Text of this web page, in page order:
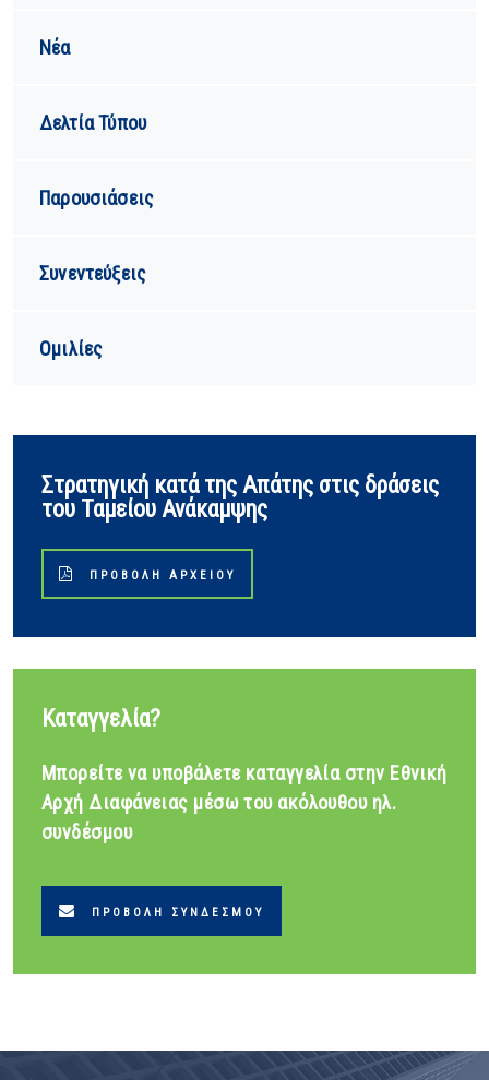
Νέα
Δελτία Τύπου
Παρουσιάσεις
Συνεντεύξεις
Ομιλίες
Στρατηγική κατά της Απάτης στις δράσεις
του Ταμείου Ανάκαμψης
ΠΡΟΒΟΛΉ ΑΡΧΕΊΟΥ
Καταγγελία?
Μπορείτε να υποβάλετε καταγγελία στην Εθνική
Αρχή Διαφάνειας μέσω του ακόλουθου ηλ.
συνδέσμου
ΠΡΟΒΟΛΉ ΣΥΝΔΈΣΜΟΥ